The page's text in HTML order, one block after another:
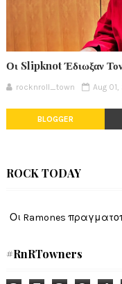
Οι Slipknot Έδιωξαν
rocknroll_town Aug
BLOGGER
ROCK TODAY
Οι Ramones
#RnRTowners